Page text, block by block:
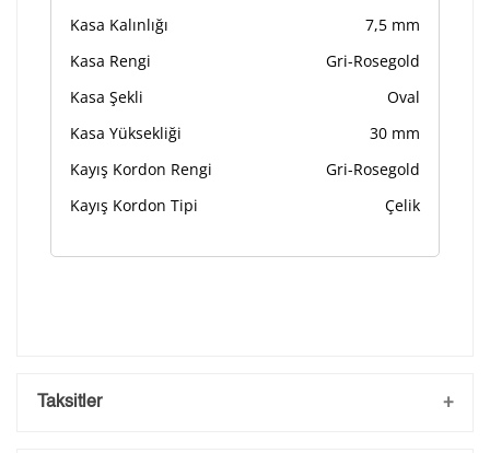
Kasa Kalınlığı
7,5 mm
Kasa Rengi
Gri-Rosegold
Kasa Şekli
Oval
Kasa Yüksekliği
30 mm
Kayış Kordon Rengi
Gri-Rosegold
Kayış Kordon Tipi
Çelik
Taksitler